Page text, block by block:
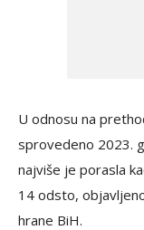
U odnosu na
sprovedeno 2023.
najviše je porasla
14 odsto,
hrane BiH.